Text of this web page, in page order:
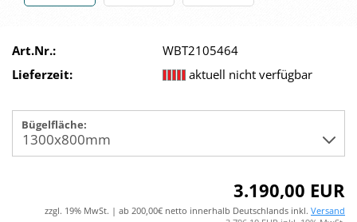
Art.Nr.:
WBT2105464
Lieferzeit:
aktuell nicht verfügbar
Bügelfläche:
3.190,00 EUR
zzgl. 19% MwSt. | ab 200,00€ netto innerhalb Deutschlands inkl. Versand